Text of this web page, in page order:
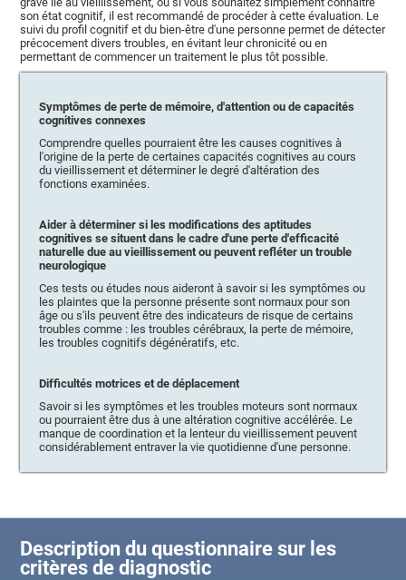
son état cognitif, il est recommandé de procéder à cette évaluation. Le
suivi du profil cognitif et du bien-être d'une personne permet de détecter
précocement divers troubles, en évitant leur chronicité ou en
permettant de commencer un traitement le plus tôt possible.
Symptômes de perte de mémoire, d'attention ou de capacités
cognitives connexes
Comprendre quelles pourraient être les causes cognitives à
l'origine de la perte de certaines capacités cognitives au cours
du vieillissement et déterminer le degré d'altération des
fonctions examinées.
Aider à déterminer si les modifications des aptitudes
cognitives se situent dans le cadre d'une perte d'efficacité
naturelle due au vieillissement ou peuvent refléter un trouble
neurologique
Ces tests ou études nous aideront à savoir si les symptômes ou
les plaintes que la personne présente sont normaux pour son
âge ou s'ils peuvent être des indicateurs de risque de certains
troubles comme : les troubles cérébraux, la perte de mémoire,
les troubles cognitifs dégénératifs, etc.
Difficultés motrices et de déplacement
Savoir si les symptômes et les troubles moteurs sont normaux
ou pourraient être dus à une altération cognitive accélérée. Le
manque de coordination et la lenteur du vieillissement peuvent
considérablement entraver la vie quotidienne d'une personne.
Description du questionnaire sur les
critères de diagnostic